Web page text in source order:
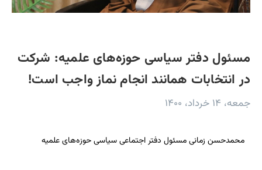
مسئول دفتر سیاسی حوزه‌های علمیه: شرکت
در انتخابات همانند انجام نماز واجب است!
جمعه، ۱۴ خرداد، ۱۴۰۰
محمدحسن زمانی مسئول دفتر اجتماعی سیاسی حوزه‌های علمیه